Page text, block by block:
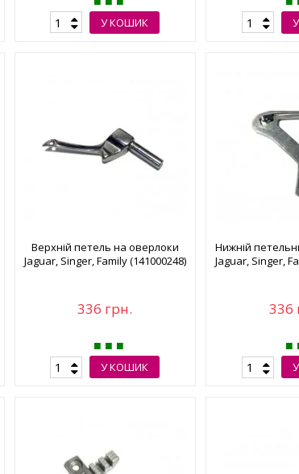
У КОШИК
Верхній петель на оверлоки
Jaguar, Singer, Family (141000248)
336 грн.
У КОШИК
Нижній
Jaguar, Singer,
336